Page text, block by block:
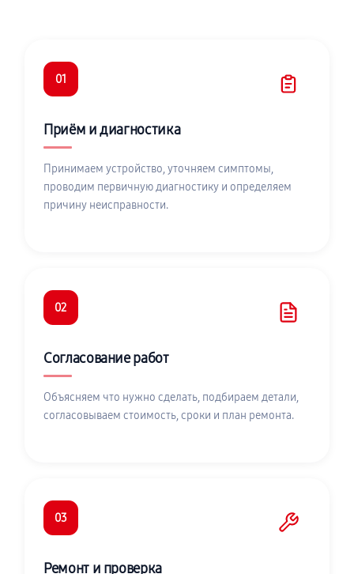
01
Приём и диагностика
Принимаем устройство, уточняем симптомы,
проводим первичную диагностику и определяем
причину неисправности.
02
Согласование работ
Объясняем что нужно сделать, подбираем детали,
согласовываем стоимость, сроки и план ремонта.
03
Ремонт и проверка